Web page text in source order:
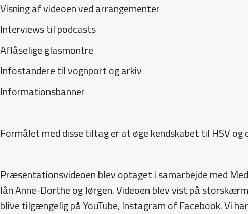
Visning af videoen ved arrangementer
Interviews til podcasts
Aflåselige glasmontre
Infostandere til vognport og arkiv
Informationsbanner
Formålet med disse tiltag er at øge kendskabet til HSV
Præsentationsvideoen blev optaget i samarbejde med
lån Anne-Dorthe og Jørgen. Videoen blev vist på
blive tilgængelig på YouTube, Instagram of Facebook. Vi